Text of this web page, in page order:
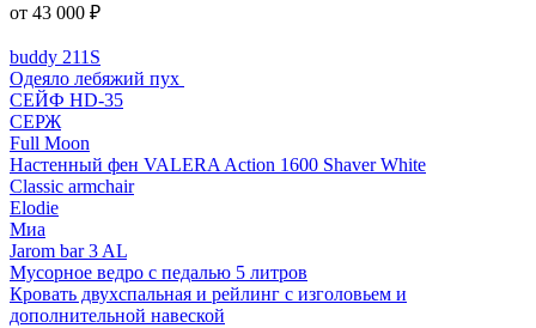
от 43 000 ₽
buddy 211S
Одеяло лебяжий пух
СЕЙФ HD-35
СЕРЖ
Full Moon
Настенный фен VALERA Action 1600 Shaver White
Classic armchair
Elodie
Миа
Jarom bar 3 AL
Мусорное ведро с педалью 5 литров
Кровать двухспальная и рейлинг с изголовьем и
дополнительной навеской